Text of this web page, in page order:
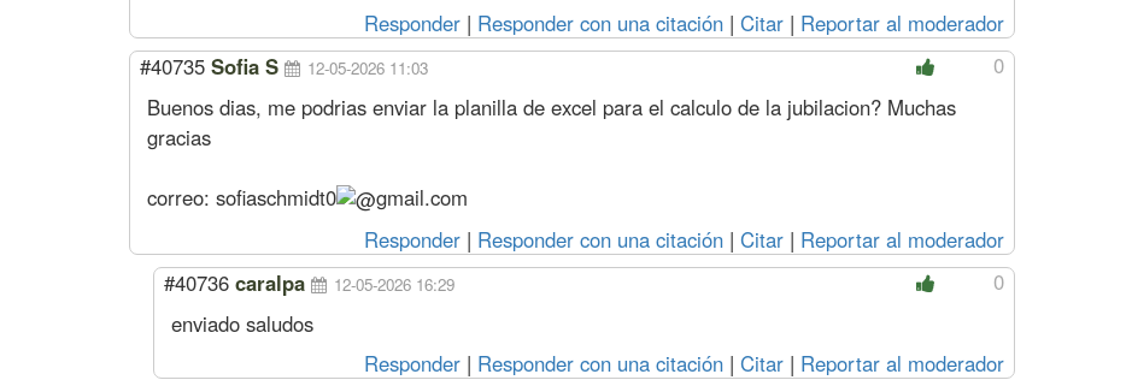
Responder | Responder con una citación | Citar | Reportar al moderador
0
#40735 Sofia S 12-05-2026 11:03
Buenos dias, me podrias enviar la planilla de excel para el calculo de la jubilacion? Muchas
gracias
correo: sofiaschmidt0
gmail.com
Responder | Responder con una citación | Citar | Reportar al moderador
0
#40736 caralpa 12-05-2026 16:29
enviado saludos
Responder | Responder con una citación | Citar | Reportar al moderador